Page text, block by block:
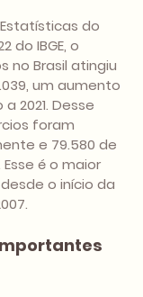
do
do IBGE, o
no Brasil atingiu
um aumento
2021. Desse
foram
e 79.580 de
é o maior
o início da